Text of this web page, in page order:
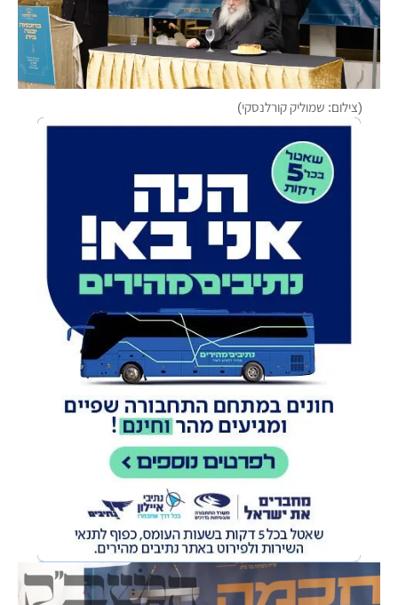
(צילום: שמוליק קורלנסקי)